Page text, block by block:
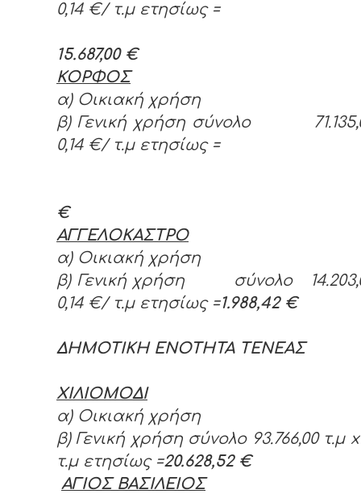
0,14 €/ τ.μ ετησίως =
15.687,00 €
ΚΟΡΦΟΣ
α) Οικιακή χρήση
β) Γενική χρήση σύνολο
0,14 €/ τ.μ ετησίως =
€
ΑΓΓΕΛΟΚΑΣΤΡΟ
α) Οικιακή χρήση
β) Γενική χρήση σύνολο
0,14 €/ τ.μ ετησίως =1.988,42 €
ΔΗΜΟΤΙΚΗ ΕΝΟΤΗΤΑ ΤΕΝΕΑΣ
ΧΙΛΙΟΜΟΔΙ
α) Οικιακή χρήση
β) Γενική χρήση σύνολο 93.766,00 τ.μ
τ.μ ετησίως =20.628,52 €
ΑΓΙΟΣ ΒΑΣΙΛΕΙΟΣ